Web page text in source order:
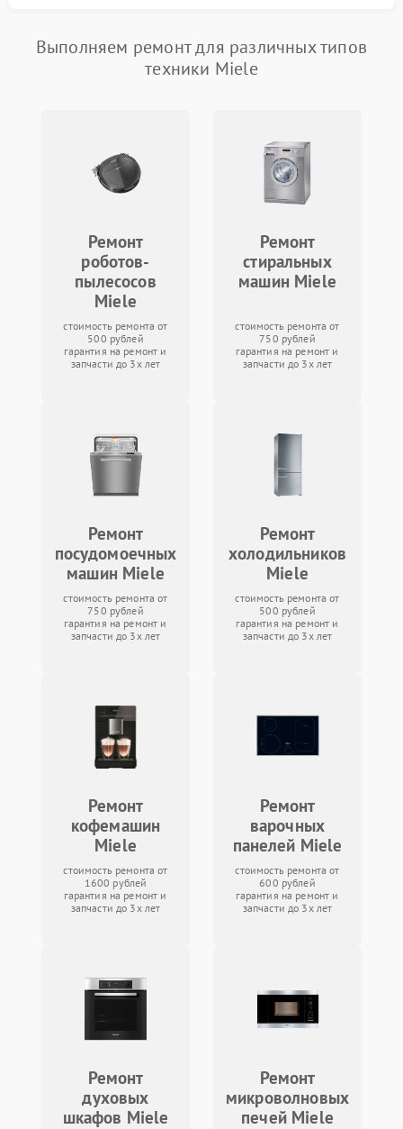
Выполняем ремонт для различных типов
техники Miele
Ремонт
роботов-
пылесосов
Miele
стоимость ремонта от
500 рублей
гарантия на ремонт и
запчасти до 3х лет
Ремонт
стиральных
машин Miele
стоимость ремонта от
750 рублей
гарантия на ремонт и
запчасти до 3х лет
Ремонт
посудомоечных
машин Miele
стоимость ремонта от
750 рублей
гарантия на ремонт и
запчасти до 3х лет
Ремонт
холодильников
Miele
стоимость ремонта от
500 рублей
гарантия на ремонт и
запчасти до 3х лет
Ремонт
кофемашин
Miele
стоимость ремонта от
1600 рублей
гарантия на ремонт и
запчасти до 3х лет
Ремонт
варочных
панелей Miele
стоимость ремонта от
600 рублей
гарантия на ремонт и
запчасти до 3х лет
Ремонт
духовых
шкафов Miele
Ремонт
микроволновых
печей Miele